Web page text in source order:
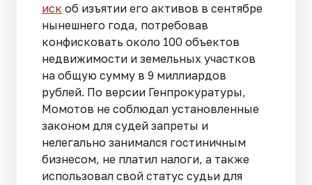
иск об изъятии его активов в сентябре
нынешнего года, потребовав
конфисковать около 100 объектов
недвижимости и земельных участков
на общую сумму в 9 миллиардов
рублей. По версии Генпрокуратуры,
Момотов не соблюдал установленные
законом для судей запреты и
нелегально занимался гостиничным
бизнесом, не платил налоги, а также
использовал свой статус судьи для